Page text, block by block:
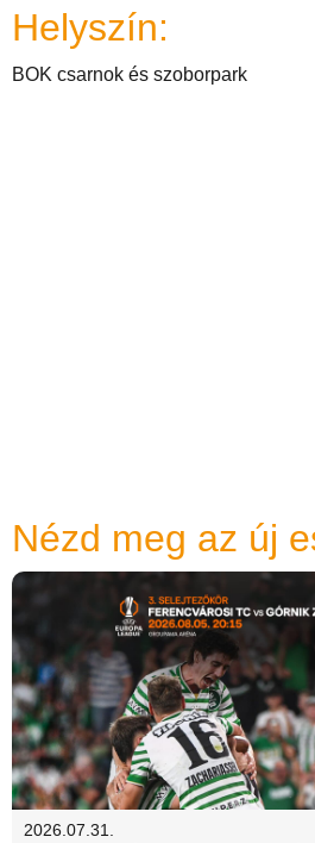
Helyszín:
BOK csarnok és szoborpark
Nézd meg az új
2026.07.31.